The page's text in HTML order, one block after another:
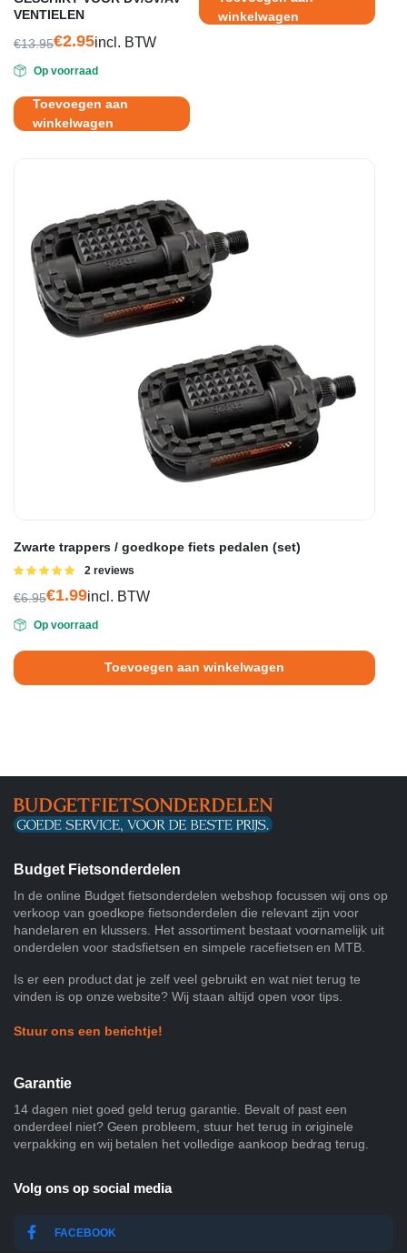
VENTIELEN
€13.95
prijs
was:
€13.95.
€2.95
prijs
is:
€2.95.
incl. BTW
Op voorraad
Toevoegen aan
winkelwagen
€19.95.
€11.95.
winkelwagen
Zwarte trappers / goedkope fiets pedalen (set)
Gewaardeerd
2 reviews
€6.95
prijs
was:
€1.99
prijs
is:
incl. BTW
Op voorraad
Toevoegen aan winkelwagen
Budget Fietsonderdelen
In de online Budget fietsonderdelen webshop focussen wij ons op
verkoop van goedkope fietsonderdelen die relevant zijn voor
handelaren en klussers. Het assortiment bestaat voornamelijk uit
onderdelen voor stadsfietsen en simpele racefietsen en MTB.
Is er een product dat je zelf veel gebruikt en wat niet terug te
vinden is op onze website? Wij staan altijd open voor tips.
Stuur ons een berichtje!
Garantie
14 dagen niet goed geld terug garantie. Bevalt of past een
onderdeel niet? Geen probleem, stuur het terug in originele
verpakking en wij betalen het volledige aankoop bedrag terug.
Volg ons op social media
FACEBOOK